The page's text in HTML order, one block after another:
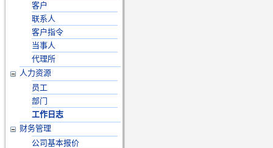
客户
联系人
客户指令
当事人
代理所
人力资源
员工
部门
工作日志
财务管理
公司基本报价